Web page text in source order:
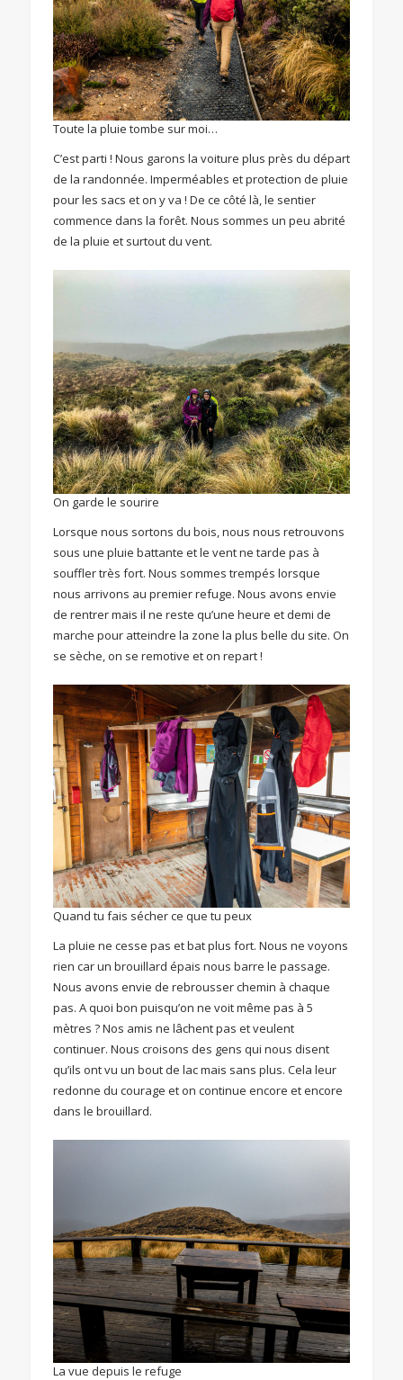
Toute la pluie tombe sur moi…
C’est parti ! Nous garons la voiture plus près du départ
de la randonnée. Imperméables et protection de pluie
pour les sacs et on y va ! De ce côté là, le sentier
commence dans la forêt. Nous sommes un peu abrité
de la pluie et surtout du vent.
On garde le sourire
Lorsque nous sortons du bois, nous nous retrouvons
sous une pluie battante et le vent ne tarde pas à
souffler très fort. Nous sommes trempés lorsque
nous arrivons au premier refuge. Nous avons envie
de rentrer mais il ne reste qu’une heure et demi de
marche pour atteindre la zone la plus belle du site. On
se sèche, on se remotive et on repart !
Quand tu fais sécher ce que tu peux
La pluie ne cesse pas et bat plus fort. Nous ne voyons
rien car un brouillard épais nous barre le passage.
Nous avons envie de rebrousser chemin à chaque
pas. A quoi bon puisqu’on ne voit même pas à 5
mètres ? Nos amis ne lâchent pas et veulent
continuer. Nous croisons des gens qui nous disent
qu’ils ont vu un bout de lac mais sans plus. Cela leur
redonne du courage et on continue encore et encore
dans le brouillard.
La vue depuis le refuge